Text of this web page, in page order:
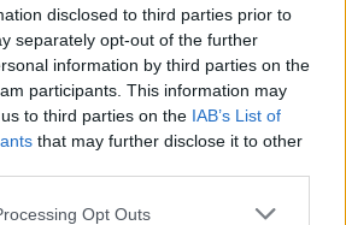
disclosed to third parties prior to
separately opt-out of the further
information by third parties on the
participants. This information may
to third parties on the IAB’s List of
that may further disclose it to other
Opt Outs